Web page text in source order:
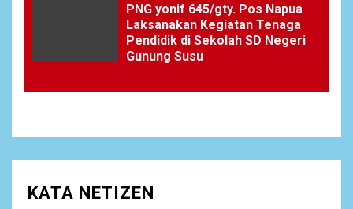
PNG yonif 645/gty. Pos Napua
Laksanakan Kegiatan Tenaga
Pendidik di Sekolah SD Negeri
Gunung Susu
KATA NETIZEN